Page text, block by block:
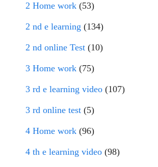
2 Home work (53)
2 nd e learning (134)
2 nd online Test (10)
3 Home work (75)
3 rd e learning video (107)
3 rd online test (5)
4 Home work (96)
4 th e learning video (98)